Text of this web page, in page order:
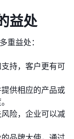
益处
重益处：
持，客户更有可
供相应的产品或
险，企业可以减